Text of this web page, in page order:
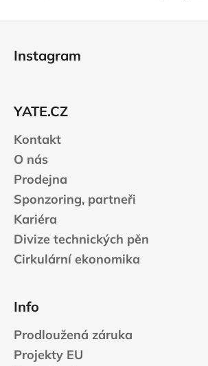
Instagram
YATE.CZ
Kontakt
O nás
Prodejna
Sponzoring, partneři
Kariéra
Divize technických pěn
Cirkulární ekonomika
Info
Prodloužená záruka
Projekty EU